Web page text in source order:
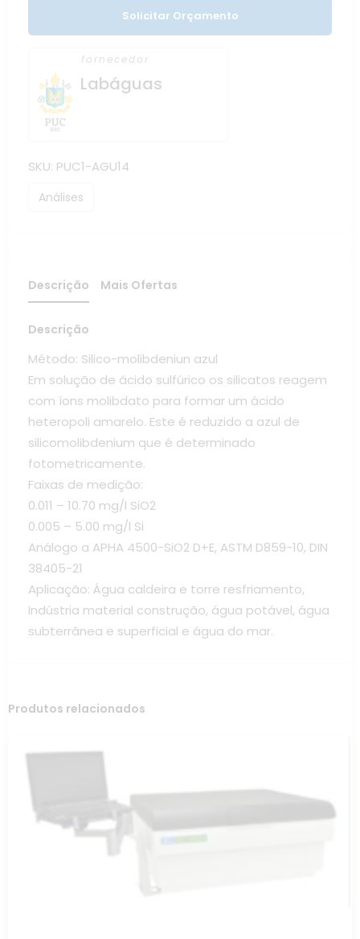
Solicitar Orçamento
fornecedor
Labáguas
SKU: PUC1-AGU14
Análises
Descrição Mais Ofertas
Descrição
Método: Silico-molibdeniun azul
Em solução de ácido sulfúrico os silicatos reagem
com íons molibdato para formar um ácido
heteropoli amarelo. Este é reduzido a azul de
silicomolibdenium que é determinado
fotometricamente.
Faixas de medição:
0.011 – 10.70 mg/l SiO2
0.005 – 5.00 mg/l Si
Análogo a APHA 4500-SiO2 D+E, ASTM D859-10, DIN
38405-21
Aplicação: Água caldeira e torre resfriamento,
Indústria material construção, água potável, água
subterrânea e superficial e água do mar.
Produtos relacionados